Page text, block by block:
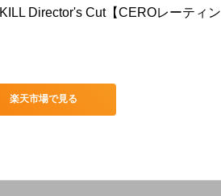
Director's Cut【CEROレーティン
楽天市場で見る